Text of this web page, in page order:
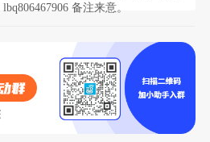
lbq806467906 备注来意。